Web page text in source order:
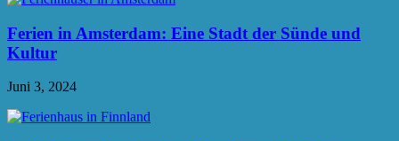
Ferien in Amsterdam: Eine Stadt der Sünde und
Kultur
Juni 3, 2024